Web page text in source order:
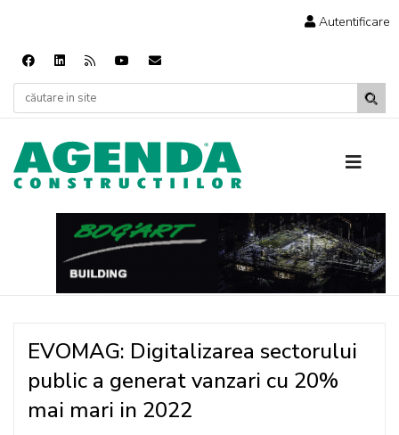
Autentificare
EVOMAG: Digitalizarea sectorului
public a generat vanzari cu 20%
mai mari in 2022